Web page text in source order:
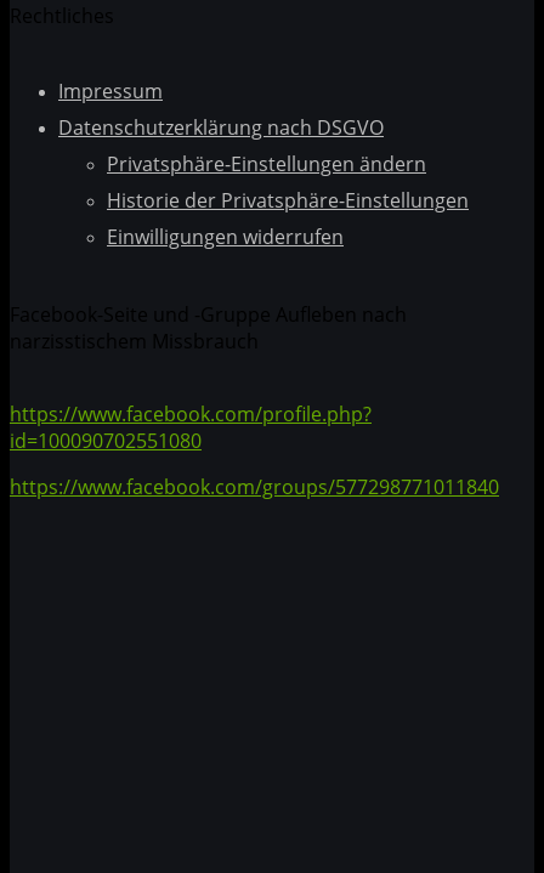
Rechtliches
Impressum
Datenschutzerklärung nach DSGVO
Privatsphäre-Einstellungen ändern
Historie der Privatsphäre-Einstellungen
Einwilligungen widerrufen
Facebook-Seite und -Gruppe Aufleben nach
narzisstischem Missbrauch
https://www.facebook.com/profile.php?
id=100090702551080
https://www.facebook.com/groups/577298771011840